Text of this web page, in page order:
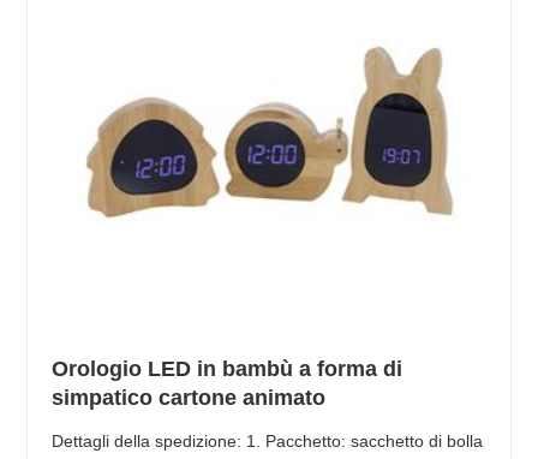
Orologio LED in bambù a forma di
simpatico cartone animato
Dettagli della spedizione: 1. Pacchetto: sacchetto di bolla